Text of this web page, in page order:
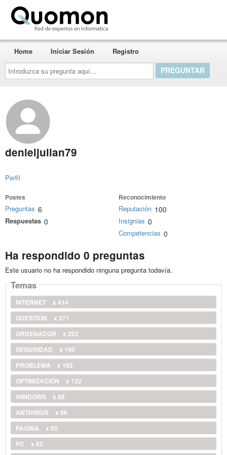
Introduzca
su
pregunta
aquí...
Home Iniciar Sesión Registro
denieljulian79
Perfil
Postes
Preguntas 6
Respuestas 0
Reconocimiento
Reputación 100
Insignias 0
Competencias 0
Ha respondido 0 preguntas
Este usuario no ha respondido ninguna pregunta todavía.
Temas
INTERNET
x 414
QUESTION
x 371
ORDENADOR
x 252
SEGURIDAD
x 190
PROBLEMA
x 182
OPTIMIZACIÓN
x 122
WINDOWS
x 88
ANTIVIRUS
x 86
PAGINA
x 85
PC
x 82